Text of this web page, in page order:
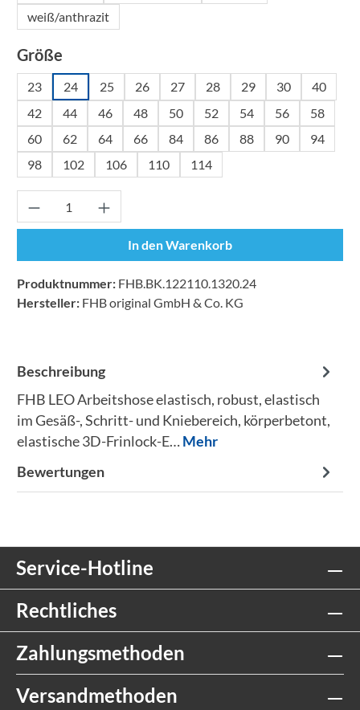
weiß/anthrazit
Größe
23 24 25 26 27 28 29 30
40
42
44 46 48 50 52 54 56
58
60
62 64 66 84 86 88 90
94
98
102 106 110 114
Produkt Anzahl: Gib den gewünschten
In den Warenkorb
Produktnummer: FHB.BK.122110.1320.24
Hersteller: FHB original GmbH & Co. KG
Beschreibung
FHB LEO Arbeitshose elastisch, robust, elastisch
im Gesäß-, Schritt- und Kniebereich, körperbetont,
elastische 3D-Frinlock-E…Mehr
Bewertungen
Service-Hotline
Rechtliches
Zahlungsmethoden
Versandmethoden